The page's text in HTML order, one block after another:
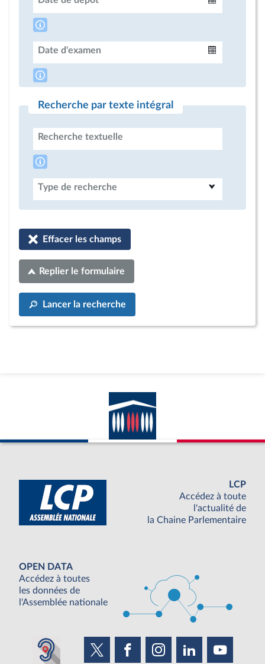
Date d'examen
Recherche par texte intégral
Recherche textuelle
Type de recherche
Effacer les champs
Replier le formulaire
Lancer la recherche
LCP
Accédez à toute
l'actualité de
la Chaine Parlementaire
OPEN DATA
Accédez à toutes
les données de
l'Assemblée nationale